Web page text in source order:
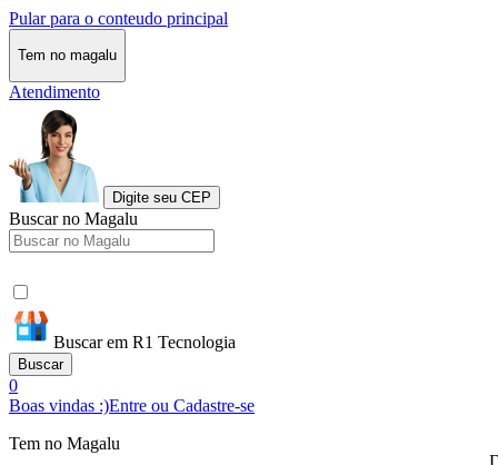
Pular para o conteudo principal
Tem no magalu
Atendimento
Digite seu CEP
Buscar no Magalu
Buscar em R1 Tecnologia
Buscar
0
Boas vindas :)Entre ou Cadastre-se
Tem no Magalu